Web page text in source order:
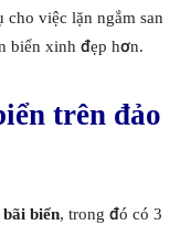
việc lặn ngắm san
biển xinh đẹp hơn.
trên đảo
bãi biển, trong đó có 3